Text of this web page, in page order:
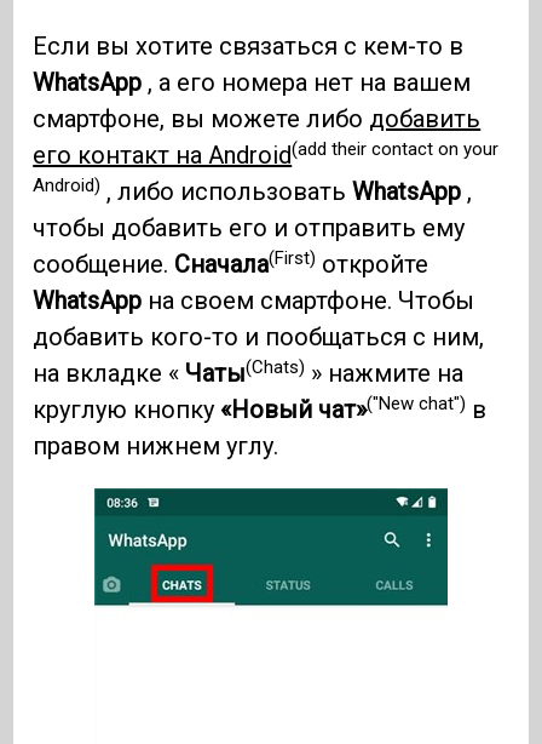
Если вы хотите связаться с кем-то в
WhatsApp , а его номера нет на вашем
смартфоне, вы можете либо добавить
его контакт на Android(add their contact on your
Android) , либо использоватьWhatsApp ,
чтобы добавить его и отправить ему
сообщение. Сначала(First) откройте
WhatsApp на своем смартфоне. Чтобы
добавить кого-то и пообщаться с ним,
на вкладке « Чаты(Chats) » нажмите на
круглую кнопку «Новый чат»("New chat") в
правом нижнем углу.